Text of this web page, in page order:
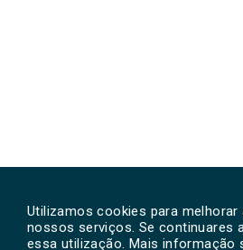
Utilizamos cookies para
nossos serviços. Se continuares
essa utilização. Mais informação